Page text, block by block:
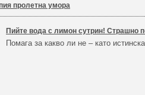
пролетна умора
Пийте вода с лимон сутрин! Страшно
Помага за какво ли не – като